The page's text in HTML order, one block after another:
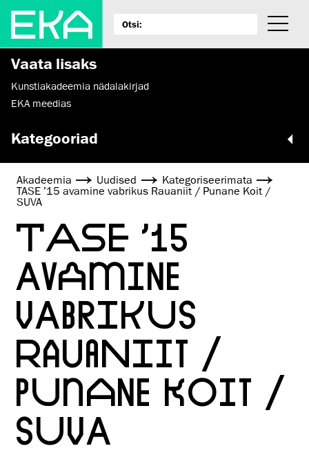
Vaata lisaks
Kunstiakadeemia nädalakirjad
EKA meedias
Kategooriad
Akadeemia Uudised
Kategoriseerimata
TASE ’15 avamine vabrikus Rauaniit / Punane Koit /
SUVA
TASE ’15
AVAMINE
VABRIKUS
RAUANIIT /
PUNANE KOIT /
SUVA